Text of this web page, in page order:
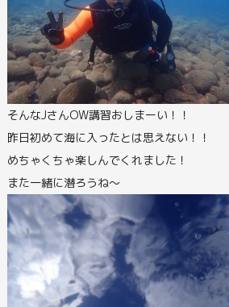
そんなJさんOW講習おしまーい！！
昨日初めて海に入ったとは思えない！！
めちゃくちゃ楽しんでくれました！
また一緒に潜ろうね～